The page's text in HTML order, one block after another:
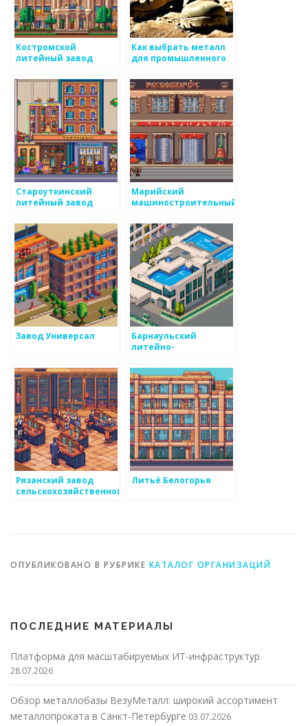
Костромской
литейный завод
Как выбрать металл
для промышленного
Староуткинский
литейный завод
Марийский
машиностроительный
Завод Универсал
Барнаульский
литейно-
Рязанский завод
сельскохозяйственного
Литьё Белогорья
ОПУБЛИКОВАНО В РУБРИКЕ КАТАЛОГ ОРГАНИЗАЦИЙ
ПОСЛЕДНИЕ МАТЕРИАЛЫ
Платформа для масштабируемых ИТ-инфраструктур
28.07.2026
Обзор металлобазы ВезуМеталл: широкий ассортимент
металлопроката в Санкт-Петербурге 03.07.2026